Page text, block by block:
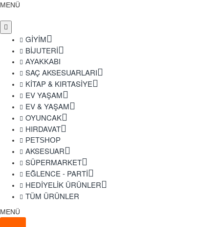
MENÜ
GIYIM
BIJUTERI
AYAKKABI
SAÇ AKSESUARLARI
KITAP & KIRTASIYE
EV YAŞAM
EV & YAŞAM
OYUNCAK
HIRDAVAT
PETSHOP
AKSESUAR
SÜPERMARKET
EĞLENCE - PARTI
HEDIYELIK ÜRÜNLER
TÜM ÜRÜNLER
MENÜ